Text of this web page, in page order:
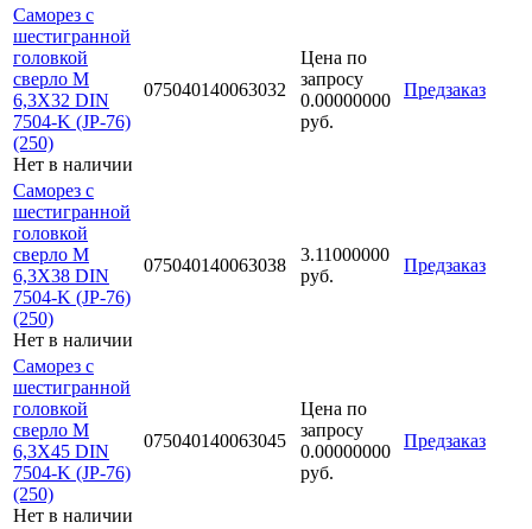
Саморез с
шестигранной
головкой
сверло М
6,3Х32 DIN
7504-K (JP-76)
(250)
Нет в наличии
075040140063032
Цена по
запросу
0.00000000
руб.
Предзаказ
Саморез с
шестигранной
головкой
сверло М
6,3Х38 DIN
7504-K (JP-76)
(250)
Нет в наличии
075040140063038
3.11000000
руб.
Предзаказ
Саморез с
шестигранной
головкой
сверло М
6,3Х45 DIN
7504-K (JP-76)
(250)
Нет в наличии
075040140063045
Цена по
запросу
0.00000000
руб.
Предзаказ